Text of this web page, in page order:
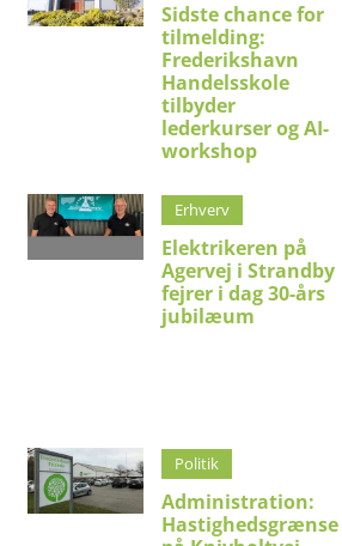
Sidste chance for
tilmelding:
Frederikshavn
Handelsskole
tilbyder
lederkurser og AI-
workshop
Erhverv
Elektrikeren på
Agervej i Strandby
fejrer i dag 30-års
jubilæum
Politik
Administration:
Hastighedsgrænse